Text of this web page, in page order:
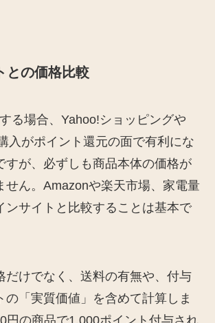
との価格比較
る場合、Yahoo!ショッピングや
入がポイント還元の面で有利にな
すが、必ずしも商品本体の価格が
せん。Amazonや楽天市場、家電量
ンサイトと比較することは基本で
だけでなく、送料の有無や、付与
の「実質価値」を含めて計算しま
円の商品で1,000ポイント付与され